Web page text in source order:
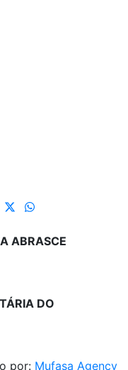
ABRASCE
DO
por: Mufasa Agency